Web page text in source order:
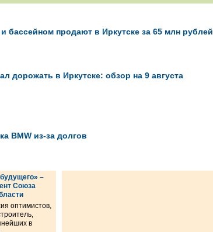
бассейном продают в Иркутске за 65 млн рублей
дорожать в Иркутске: обзор на 9 августа
BMW из-за долгов
–
Союза
оптимистов,
в